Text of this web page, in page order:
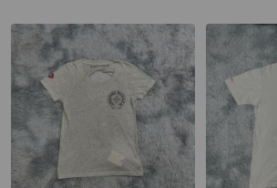
更多相似Chrome Hearts男裝推薦精品